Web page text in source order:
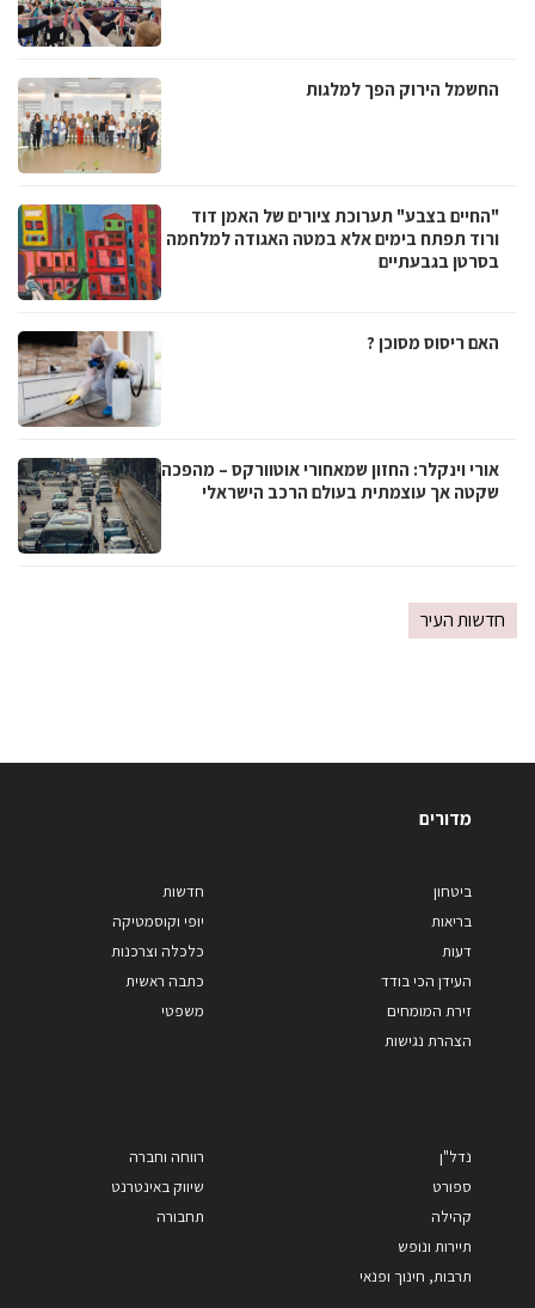
החשמל הירוק הפך למלגות
"החיים בצבע" תערוכת ציורים של האמן דוד
ורוד תפתח בימים אלא במטה האגודה למלחמה
בסרטן בגבעתיים
האם ריסוס מסוכן ?
אורי וינקלר: החזון שמאחורי אוטוורקס – מהפכה
שקטה אך עוצמתית בעולם הרכב הישראלי
חדשות העיר
מדורים
ביטחון
בריאות
דעות
העידן הכי בודד
זירת המומחים
הצהרת נגישות
חדשות
יופי וקוסמטיקה
כלכלה וצרכנות
כתבה ראשית
משפטי
נדל"ן
ספורט
קהילה
תיירות ונופש
תרבות, חינוך ופנאי
רווחה וחברה
שיווק באינטרנט
תחבורה